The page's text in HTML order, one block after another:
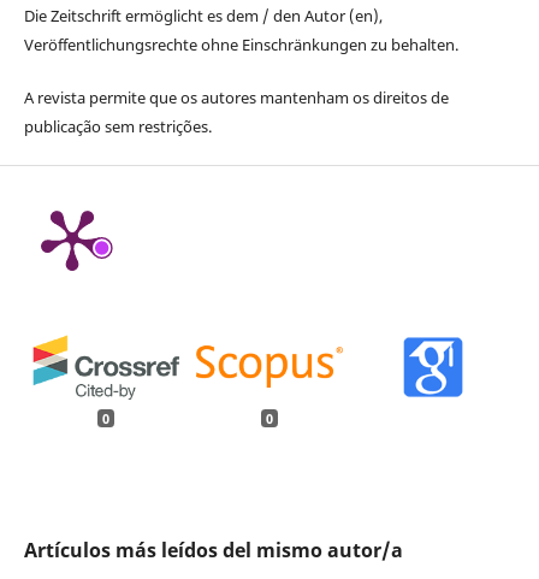
Die Zeitschrift ermöglicht es dem / den Autor (en),
Veröffentlichungsrechte ohne Einschränkungen zu behalten.
A revista permite que os autores mantenham os direitos de
publicação sem restrições.
0 0
Artículos más leídos del mismo autor/a